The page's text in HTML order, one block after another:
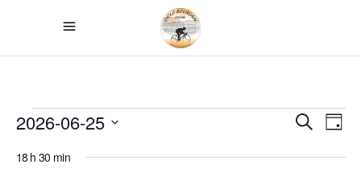
ÉVÈNEMENTS
FOR
ET
Recherche
Jour
2026-06-25
une
18 h 30 min